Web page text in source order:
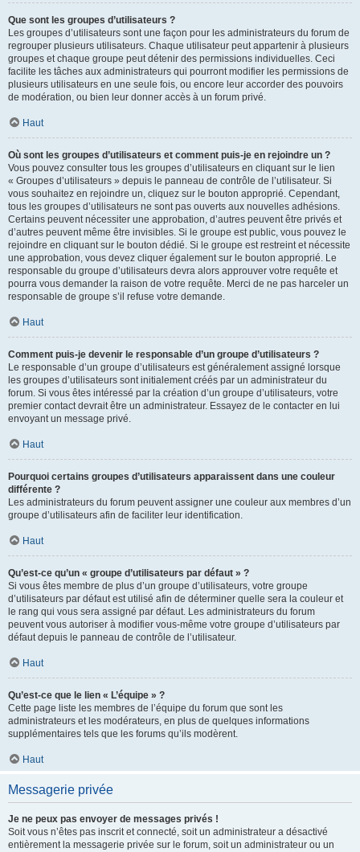
Que sont les groupes d’utilisateurs ?
Les groupes d’utilisateurs sont une façon pour les administrateurs du forum de
regrouper plusieurs utilisateurs. Chaque utilisateur peut appartenir à plusieurs
groupes et chaque groupe peut détenir des permissions individuelles. Ceci
facilite les tâches aux administrateurs qui pourront modifier les permissions de
plusieurs utilisateurs en une seule fois, ou encore leur accorder des pouvoirs
de modération, ou bien leur donner accès à un forum privé.
Haut
Où sont les groupes d’utilisateurs et comment puis-je en rejoindre un ?
Vous pouvez consulter tous les groupes d’utilisateurs en cliquant sur le lien
« Groupes d’utilisateurs » depuis le panneau de contrôle de l’utilisateur. Si
vous souhaitez en rejoindre un, cliquez sur le bouton approprié. Cependant,
tous les groupes d’utilisateurs ne sont pas ouverts aux nouvelles adhésions.
Certains peuvent nécessiter une approbation, d’autres peuvent être privés et
d’autres peuvent même être invisibles. Si le groupe est public, vous pouvez le
rejoindre en cliquant sur le bouton dédié. Si le groupe est restreint et nécessite
une approbation, vous devez cliquer également sur le bouton approprié. Le
responsable du groupe d’utilisateurs devra alors approuver votre requête et
pourra vous demander la raison de votre requête. Merci de ne pas harceler un
responsable de groupe s’il refuse votre demande.
Haut
Comment puis-je devenir le responsable d’un groupe d’utilisateurs ?
Le responsable d’un groupe d’utilisateurs est généralement assigné lorsque
les groupes d’utilisateurs sont initialement créés par un administrateur du
forum. Si vous êtes intéressé par la création d’un groupe d’utilisateurs, votre
premier contact devrait être un administrateur. Essayez de le contacter en lui
envoyant un message privé.
Haut
Pourquoi certains groupes d’utilisateurs apparaissent dans une couleur
différente ?
Les administrateurs du forum peuvent assigner une couleur aux membres d’un
groupe d’utilisateurs afin de faciliter leur identification.
Haut
Qu’est-ce qu’un « groupe d’utilisateurs par défaut » ?
Si vous êtes membre de plus d’un groupe d’utilisateurs, votre groupe
d’utilisateurs par défaut est utilisé afin de déterminer quelle sera la couleur et
le rang qui vous sera assigné par défaut. Les administrateurs du forum
peuvent vous autoriser à modifier vous-même votre groupe d’utilisateurs par
défaut depuis le panneau de contrôle de l’utilisateur.
Haut
Qu’est-ce que le lien « L’équipe » ?
Cette page liste les membres de l’équipe du forum que sont les
administrateurs et les modérateurs, en plus de quelques informations
supplémentaires tels que les forums qu’ils modèrent.
Haut
Messagerie privée
Je ne peux pas envoyer de messages privés !
Soit vous n’êtes pas inscrit et connecté, soit un administrateur a désactivé
entièrement la messagerie privée sur le forum, soit un administrateur ou un